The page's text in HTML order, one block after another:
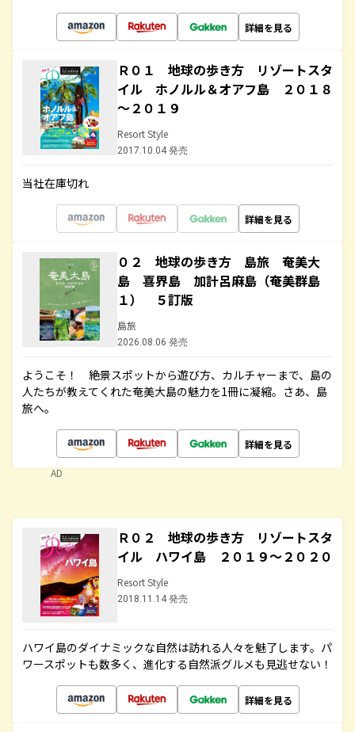
詳細を見る
Ｒ０１ 地球の歩き方 リゾートスタ
イル ホノルル＆オアフ島 ２０１８
～２０１９
Resort Style
2017.10.04 発売
当社在庫切れ
詳細を見る
０２ 地球の歩き方 島旅 奄美大
島 喜界島 加計呂麻島（奄美群島
１） ５訂版
島旅
2026.08.06 発売
ようこそ！ 絶景スポットから遊び方、カルチャーまで、島の
人たちが教えてくれた奄美大島の魅力を1冊に凝縮。さあ、島
旅へ。
詳細を見る
AD
Ｒ０２ 地球の歩き方 リゾートスタ
イル ハワイ島 ２０１９～２０２０
Resort Style
2018.11.14 発売
ハワイ島のダイナミックな自然は訪れる人々を魅了します。パ
ワースポットも数多く、進化する自然派グルメも見逃せない！
詳細を見る